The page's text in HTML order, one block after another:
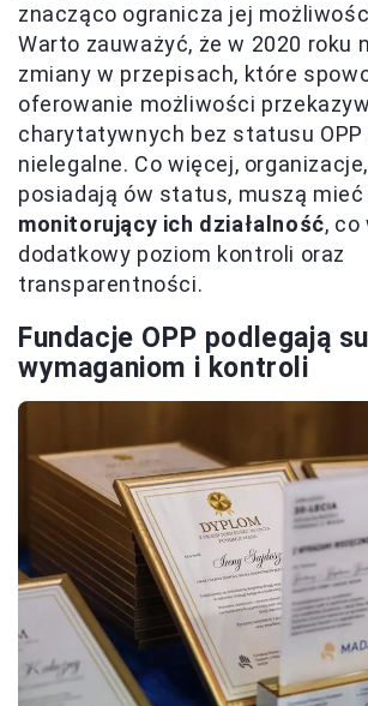
znacząco ogranicza jej
Warto zauważyć, że w 2020 roku
zmiany w przepisach, które
oferowanie możliwości
charytatywnych bez statusu OPP
nielegalne. Co więcej,
posiadają ów status, muszą mieć
monitorujący ich działalność, co
dodatkowy poziom kontroli oraz
transparentności.
Fundacje OPP podlegają
wymaganiom i kontroli